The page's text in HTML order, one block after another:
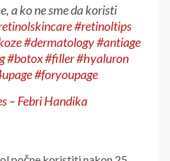
a ko ne sme da koristi
#retinoltips
#dermatology#antiage
#botox#filler#hyaluron
#foryoupage
– Febri Handika